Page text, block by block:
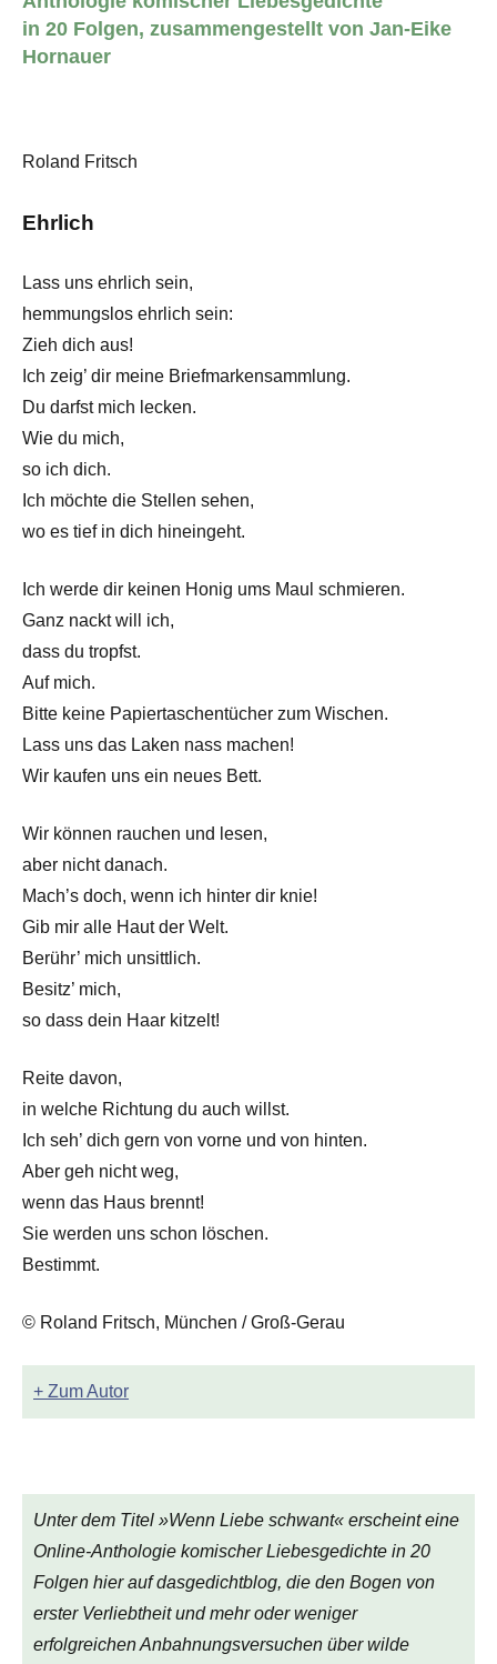
in 20 Folgen, zusammengestellt von Jan-Eike
Hornauer
Roland Fritsch
Ehrlich
Lass uns ehrlich sein,
hemmungslos ehrlich sein:
Zieh dich aus!
Ich zeig’ dir meine Briefmarkensammlung.
Du darfst mich lecken.
Wie du mich,
so ich dich.
Ich möchte die Stellen sehen,
wo es tief in dich hineingeht.
Ich werde dir keinen Honig ums Maul schmieren.
Ganz nackt will ich,
dass du tropfst.
Auf mich.
Bitte keine Papiertaschentücher zum Wischen.
Lass uns das Laken nass machen!
Wir kaufen uns ein neues Bett.
Wir können rauchen und lesen,
aber nicht danach.
Mach’s doch, wenn ich hinter dir knie!
Gib mir alle Haut der Welt.
Berühr’ mich unsittlich.
Besitz’ mich,
so dass dein Haar kitzelt!
Reite davon,
in welche Richtung du auch willst.
Ich seh’ dich gern von vorne und von hinten.
Aber geh nicht weg,
wenn das Haus brennt!
Sie werden uns schon löschen.
Bestimmt.
© Roland Fritsch, München / Groß-Gerau
+ Zum Autor
Unter dem Titel »Wenn Liebe schwant« erscheint eine
Online-Anthologie komischer Liebesgedichte in 20
Folgen hier auf dasgedichtblog, die den Bogen von
erster Verliebtheit und mehr oder weniger
erfolgreichen Anbahnungsversuchen über wilde